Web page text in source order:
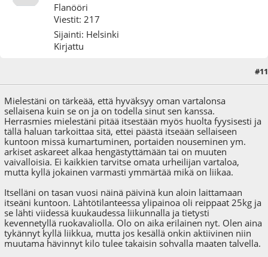
Flanööri
Viestit: 217
Sijainti: Helsinki
Kirjattu
#11
Mielestäni on tärkeää, että hyväksyy oman vartalonsa
sellaisena kuin se on ja on todella sinut sen kanssa.
Herrasmies mielestäni pitää itsestään myös huolta fyysisesti ja
tällä haluan tarkoittaa sitä, ettei päästä itseään sellaiseen
kuntoon missä kumartuminen, portaiden nouseminen ym.
arkiset askareet alkaa hengästyttämään tai on muuten
vaivalloisia. Ei kaikkien tarvitse omata urheilijan vartaloa,
mutta kyllä jokainen varmasti ymmärtää mikä on liikaa.
Itselläni on tasan vuosi näinä päivinä kun aloin laittamaan
itseäni kuntoon. Lähtötilanteessa ylipainoa oli reippaat 25kg ja
se lähti viidessä kuukaudessa liikunnalla ja tietysti
kevennetyllä ruokavaliolla. Olo on aika erilainen nyt. Olen aina
tykännyt kyllä liikkua, mutta jos kesällä onkin aktiivinen niin
muutama hävinnyt kilo tulee takaisin sohvalla maaten talvella.